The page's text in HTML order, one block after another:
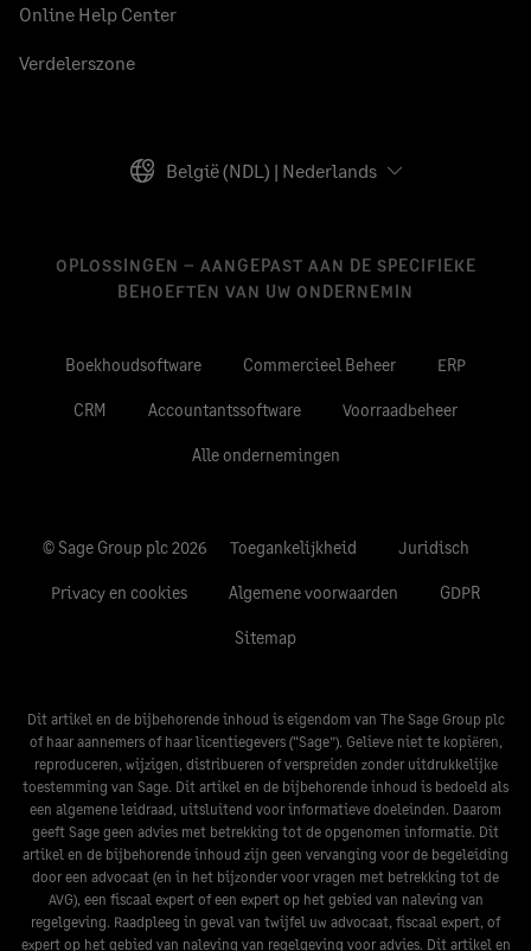
Online Help Center
Verdelerszone
België (NDL) | Nederlands
OPLOSSINGEN – AANGEPAST AAN DE SPECIFIEKE
BEHOEFTEN VAN UW ONDERNEMIN
Boekhoudsoftware Commercieel Beheer ERP
CRM Accountantssoftware Voorraadbeheer
Alle ondernemingen
© Sage Group plc 2026 Toegankelijkheid Juridisch
Privacy en cookies Algemene voorwaarden GDPR
Sitemap
Dit artikel en de bijbehorende inhoud is eigendom van The Sage Group plc
of haar aannemers of haar licentiegevers (“Sage”). Gelieve niet te kopiëren,
reproduceren, wijzigen, distribueren of verspreiden zonder uitdrukkelijke
toestemming van Sage. Dit artikel en de bijbehorende inhoud is bedoeld als
een algemene leidraad, uitsluitend voor informatieve doeleinden. Daarom
geeft Sage geen advies met betrekking tot de opgenomen informatie. Dit
artikel en de bijbehorende inhoud zijn geen vervanging voor de begeleiding
door een advocaat (en in het bijzonder voor vragen met betrekking tot de
AVG), een fiscaal expert of een expert op het gebied van naleving van
regelgeving. Raadpleeg in geval van twijfel uw advocaat, fiscaal expert, of
expert op het gebied van naleving van regelgeving voor advies. Dit artikel en